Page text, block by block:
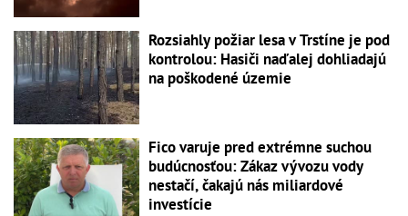
Rozsiahly požiar lesa v Trstíne je pod
kontrolou: Hasiči naďalej dohliadajú
na poškodené územie
Fico varuje pred extrémne suchou
budúcnosťou: Zákaz vývozu vody
nestačí, čakajú nás miliardové
investície